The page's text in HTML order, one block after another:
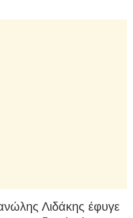
Λιδάκης έφυγε